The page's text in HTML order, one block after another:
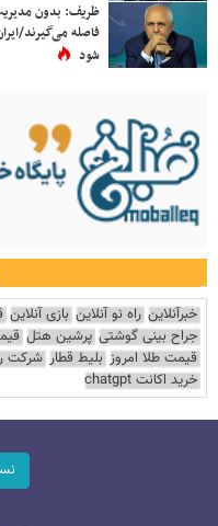
ظریف: بدون
فاصله می‌گیرند/
شود
خبرآنلاین راه نو آنلاین بازی آنلاین
جراح بینی گوشتی پرشین هتل
قیمت طلا امروز بلیط قطار شرکت
خرید اکانت chatgpt